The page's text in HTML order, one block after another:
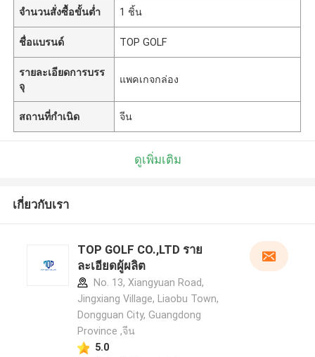
จำนวนสั่งซื้อขั้นต่ำ 1 ชิ้น
ชื่อแบรนด์ TOP GOLF
รายละเอียดการบรร
จุ
แพคเกจกล่อง
สถานที่กำเนิด จีน
ดูเพิ่มเติม
เกี่ยวกับเรา
TOP GOLF CO.,LTD ราย
ละเอียดผู้ผลิต
No. 13, Xiangyuan Road,
Jingxiang Village, Liaobu Town,
Dongguan City, Guangdong
Province ,จีน
5.0